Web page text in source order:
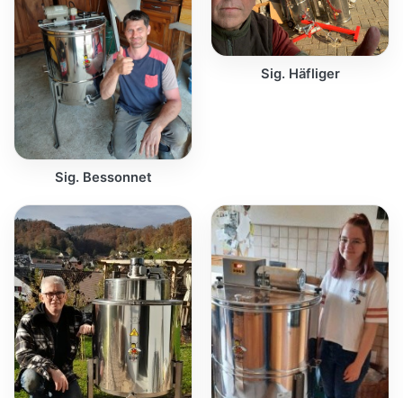
Sig. Bessonnet
Sig. Häfliger